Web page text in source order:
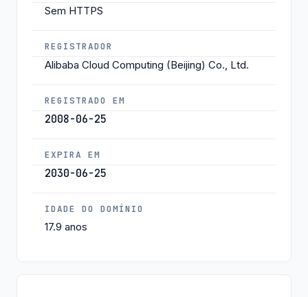
Sem HTTPS
REGISTRADOR
Alibaba Cloud Computing (Beijing) Co., Ltd.
REGISTRADO EM
2008-06-25
EXPIRA EM
2030-06-25
IDADE DO DOMÍNIO
17.9 anos